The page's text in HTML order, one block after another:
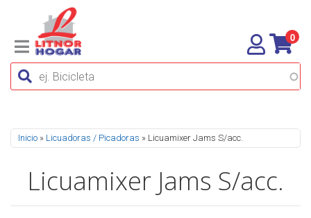
0
Se encuentra usted aquí
Inicio » Licuadoras / Picadoras » Licuamixer Jams S/acc.
Licuamixer Jams S/acc.